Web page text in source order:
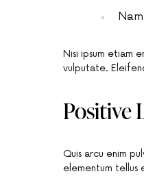
Nisi ipsum etiam
vulputate.
Positive
Quis arcu enim
elementum tellus